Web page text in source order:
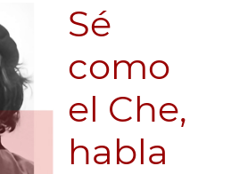
Sé
como
el Che,
habla